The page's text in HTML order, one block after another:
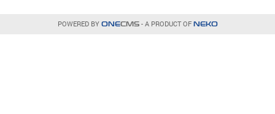
POWERED BY ONECMS- A PRODUCT OF NEKO